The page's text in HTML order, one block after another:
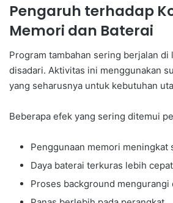
Pengaruh terhadap
Memori dan Baterai
Program tambahan sering berjalan di
disadari. Aktivitas ini menggunakan
yang seharusnya untuk kebutuhan
Beberapa efek yang sering ditemui
Penggunaan memori meningkat
Daya baterai terkuras lebih cepat
Proses background mengurangi